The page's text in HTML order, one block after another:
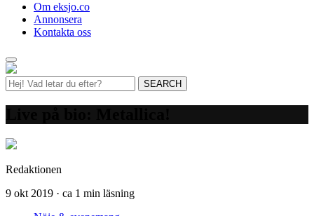
Om eksjo.co
Annonsera
Kontakta oss
Redaktionen
9 okt 2019 · ca 1 min läsning